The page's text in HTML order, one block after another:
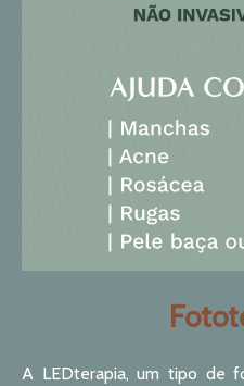
A LEDterapia, um tipo de